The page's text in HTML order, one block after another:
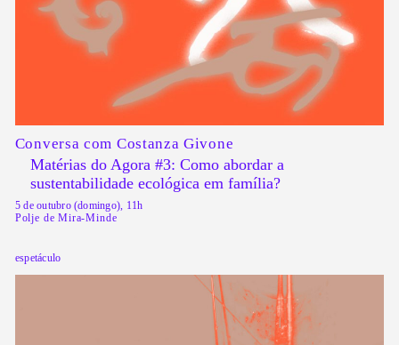
Conversa com Costanza Givone
Matérias do Agora #3: Como abordar a
sustentabilidade ecológica em família?
5 de outubro (domingo), 11h
Polje de Mira-Minde
espetáculo